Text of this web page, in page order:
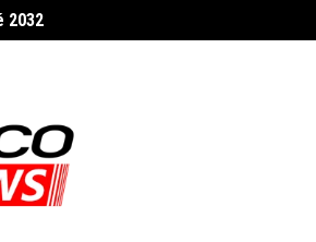
de exercício ilegal da medicina